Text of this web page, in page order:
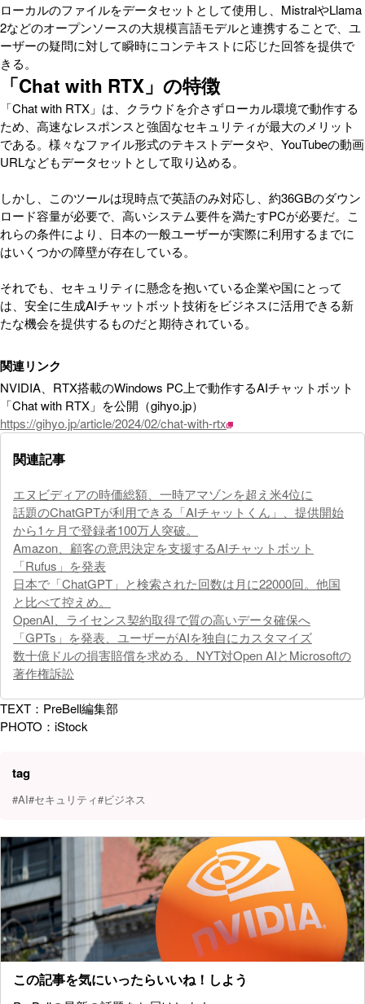
ローカルのファイルをデータセットとして使用し、MistralやLlama
2などのオープンソースの大規模言語モデルと連携することで、ユ
ーザーの疑問に対して瞬時にコンテキストに応じた回答を提供で
きる。
「Chat with RTX」の特徴
「Chat with RTX」は、クラウドを介さずローカル環境で動作する
ため、高速なレスポンスと強固なセキュリティが最大のメリット
である。様々なファイル形式のテキストデータや、YouTubeの動画
URLなどもデータセットとして取り込める。
しかし、このツールは現時点で英語のみ対応し、約36GBのダウン
ロード容量が必要で、高いシステム要件を満たすPCが必要だ。こ
れらの条件により、日本の一般ユーザーが実際に利用するまでに
はいくつかの障壁が存在している。
それでも、セキュリティに懸念を抱いている企業や国にとって
は、安全に生成AIチャットボット技術をビジネスに活用できる新
たな機会を提供するものだと期待されている。
関連リンク
NVIDIA⁠⁠、RTX搭載のWindows PC上で動作するAIチャットボット
「Chat with RTX」を公開（gihyo.jp）
https://gihyo.jp/article/2024/02/chat-with-rtx
関連記事
エヌビディアの時価総額、一時アマゾンを超え米4位に
話題のChatGPTが利用できる「AIチャットくん」、提供開始
から1ヶ月で登録者100万人突破。
Amazon、顧客の意思決定を支援するAIチャットボット
「Rufus」を発表
日本で「ChatGPT」と検索された回数は月に22000回。他国
と比べて控えめ。
OpenAI、ライセンス契約取得で質の高いデータ確保へ
「GPTs」を発表、ユーザーがAIを独自にカスタマイズ
数十億ドルの損害賠償を求める、NYT対Open AIとMicrosoftの
著作権訴訟
TEXT：PreBell編集部
PHOTO：iStock
tag
#AI#セキュリティ#ビジネス
この記事を気にいったらいいね！しよう